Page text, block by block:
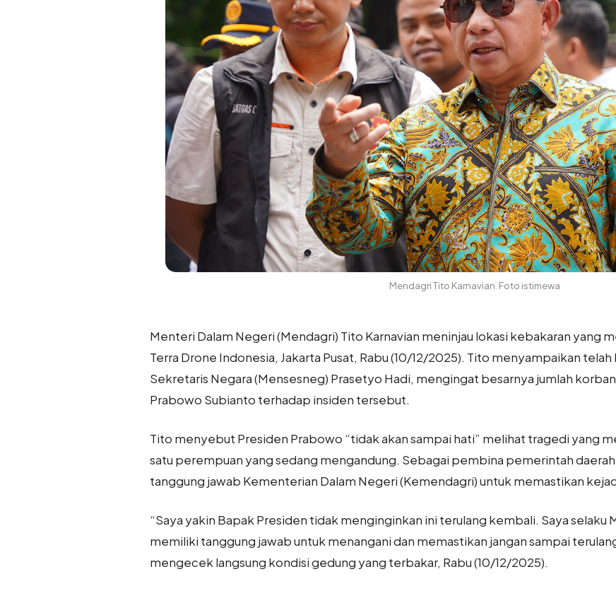
Mendagri Tito Karnavian. Foto istimewa
Menteri Dalam Negeri (Mendagri) Tito Karnavian meninjau lokasi kebakaran yang
Terra Drone Indonesia, Jakarta Pusat, Rabu (10/12/2025). Tito menyampaikan
Sekretaris Negara (Mensesneg) Prasetyo Hadi, mengingat besarnya jumlah
Prabowo Subianto terhadap insiden tersebut.
Tito menyebut Presiden Prabowo “tidak akan sampai hati” melihat tragedi yang
satu perempuan yang sedang mengandung. Sebagai pembina pemerintah
tanggung jawab Kementerian Dalam Negeri (Kemendagri) untuk memastikan
“Saya yakin Bapak Presiden tidak menginginkan ini terulang kembali. Saya
memiliki tanggung jawab untuk menangani dan memastikan jangan sampai
mengecek langsung kondisi gedung yang terbakar, Rabu (10/12/2025).